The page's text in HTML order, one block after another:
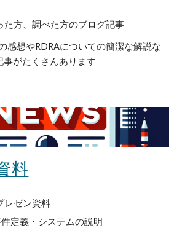
た方、調べた方のブログ記事
感想やRDRAについての簡潔な解説な
事がたくさんあります
料
レゼン資料
定義・システムの説明